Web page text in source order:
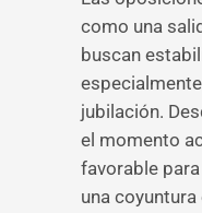
como una
buscan
jubilación.
el momento
favorable
una